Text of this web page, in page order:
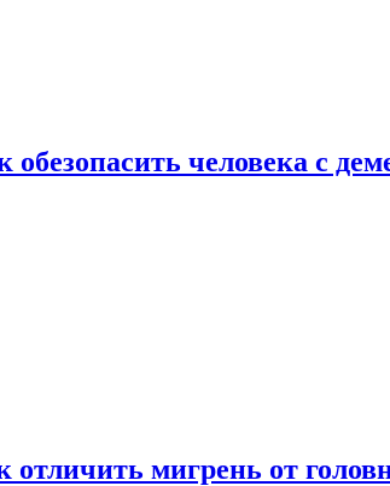
обезопасить человека с
отличить мигрень от